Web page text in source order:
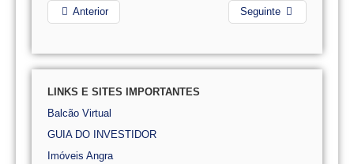
Anterior Seguinte
LINKS E SITES IMPORTANTES
Balcão Virtual
GUIA DO INVESTIDOR
Imóveis Angra